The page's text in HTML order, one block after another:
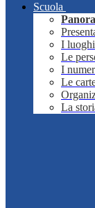
Scuola
I luoghi
Le
I
Le
La